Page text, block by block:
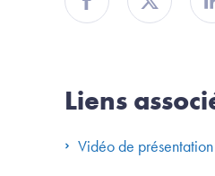
Partager surPartager
Liens
Vidéo de